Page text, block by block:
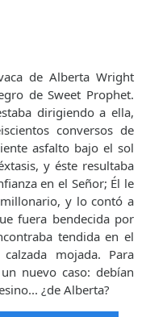
de Alberta Wright
de Sweet Prophet.
dirigiendo a ella,
conversos de
asfalto bajo el sol
y éste resultaba
en el Señor; Él le
y lo contó a
fuera bendecida por
tendida en el
mojada. Para
nuevo caso: debían
¿de Alberta?